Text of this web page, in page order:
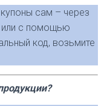
сам – через
или с помощью
код, возьмите